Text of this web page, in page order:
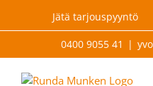
Jätä tarjouspyyntö
0400 9055 41 |